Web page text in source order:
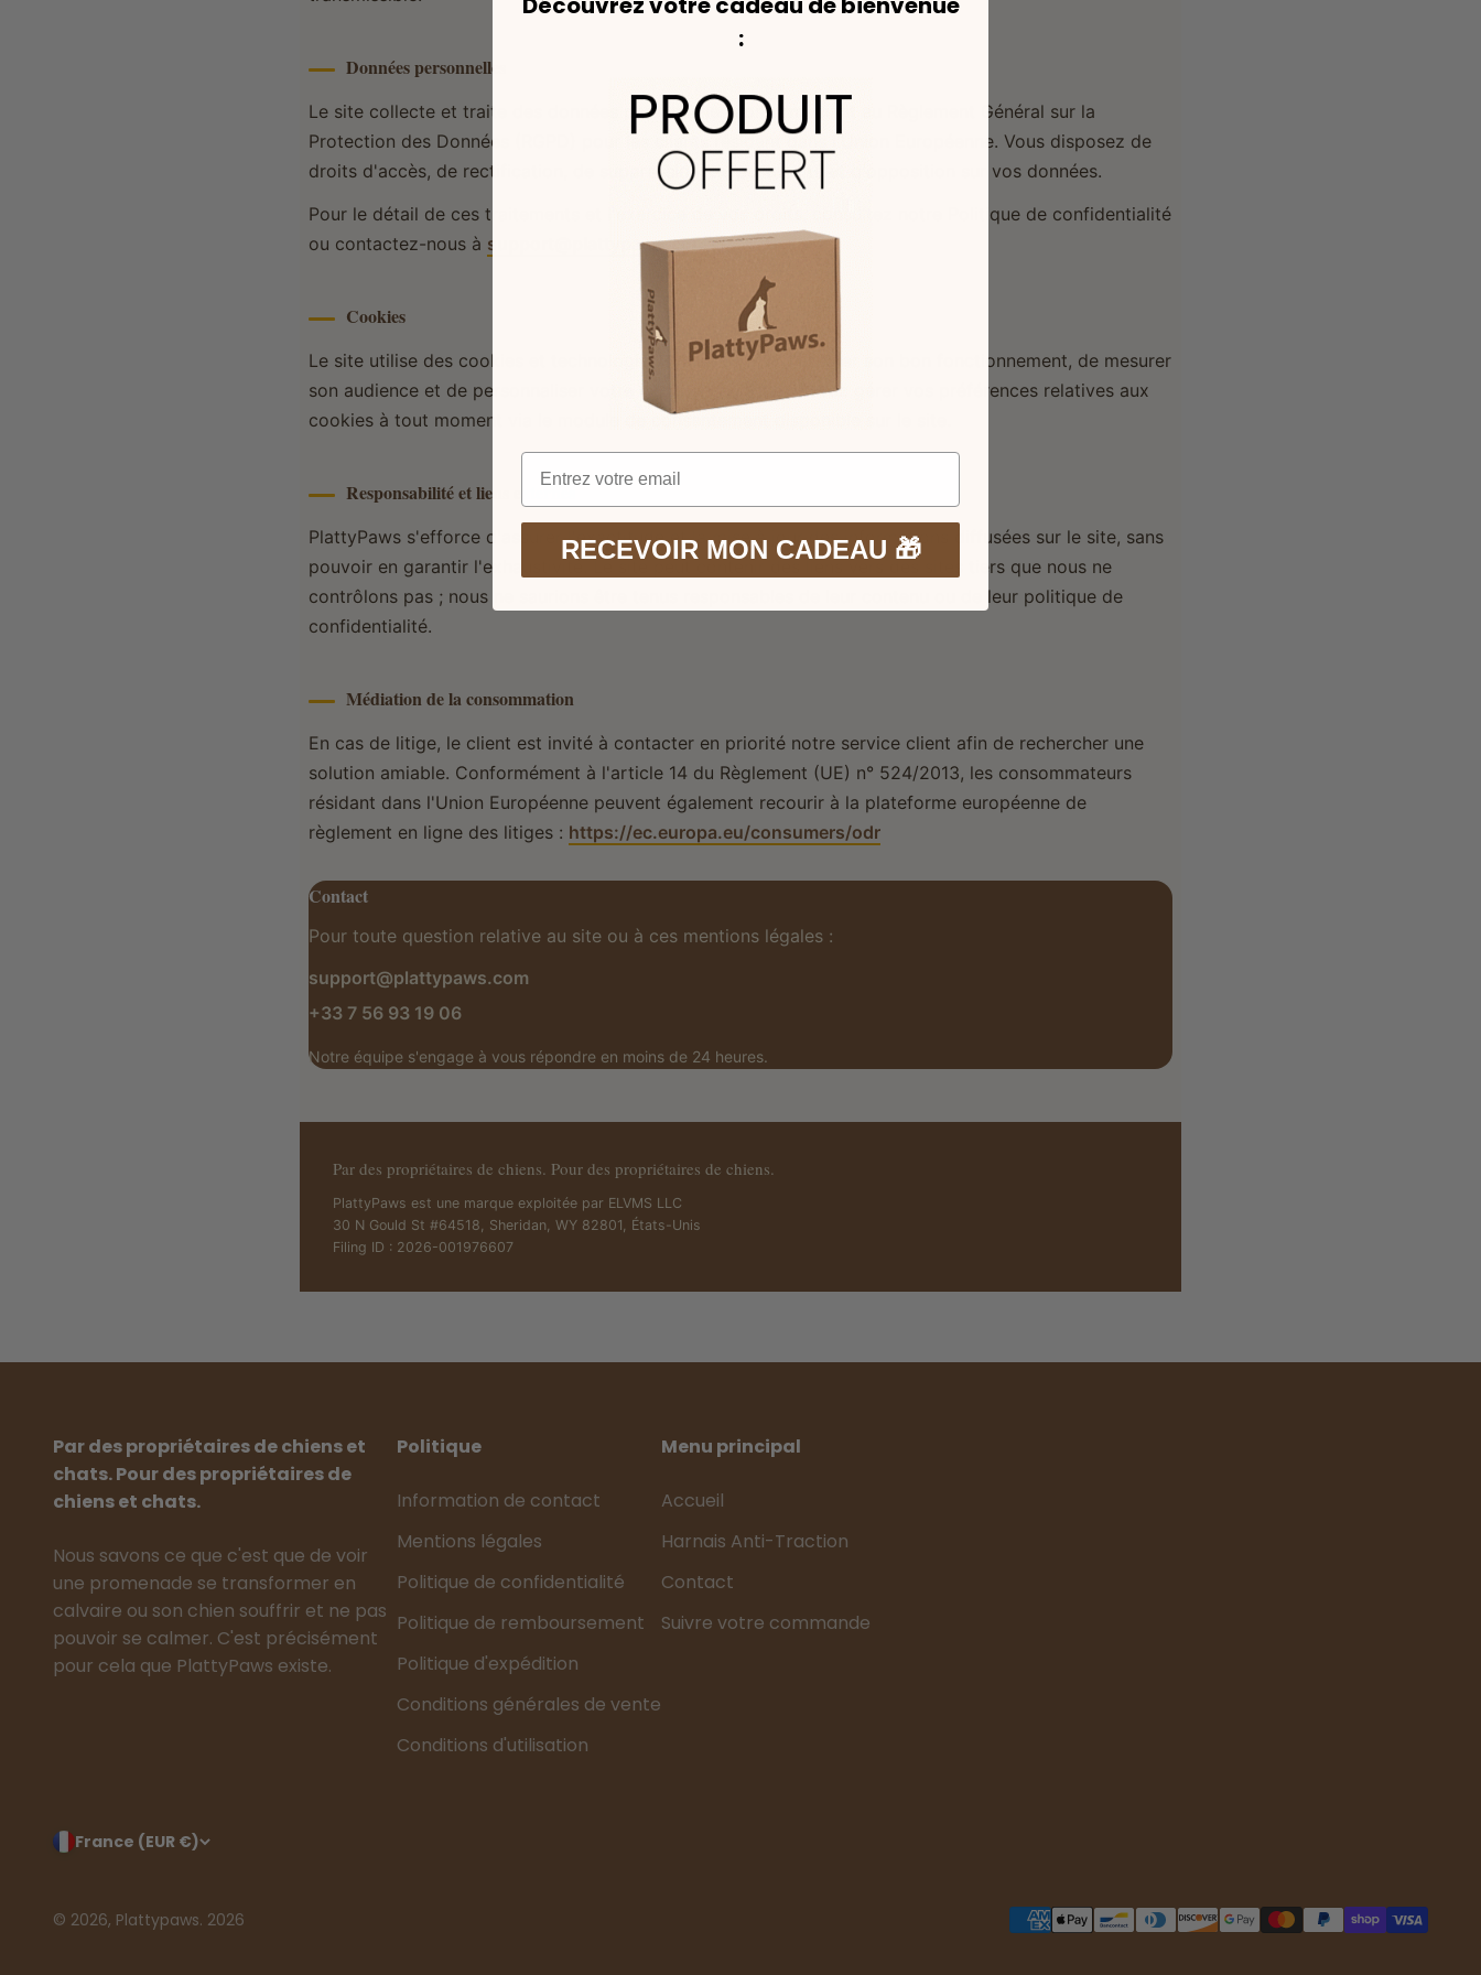
Données personnelles
Le site collecte et traite des données personnelles conformément au Règlement Général sur la
Protection des Données (RGPD) pour les clients résidant dans l'Union Européenne. Vous disposez de
droits d'accès, de rectification, de suppression, de portabilité et d'opposition sur vos données.
Pour le détail de ces traitements et l'exercice de vos droits, consultez notre Politique de confidentialité
ou contactez-nous à support@plattypaws.com.
Cookies
Le site utilise des cookies et technologies similaires afin d'assurer son bon fonctionnement, de mesurer
son audience et de personnaliser votre expérience. Vous pouvez gérer vos préférences relatives aux
cookies à tout moment via le module de consentement disponible sur le site.
Responsabilité et liens externes
PlattyPaws s'efforce d'assurer l'exactitude et la mise à jour des informations diffusées sur le site, sans
pouvoir en garantir l'exhaustivité. Le site peut contenir des liens vers des sites tiers que nous ne
contrôlons pas ; nous ne saurions être tenus responsables de leur contenu ou de leur politique de
confidentialité.
Médiation de la consommation
En cas de litige, le client est invité à contacter en priorité notre service client afin de rechercher une
solution amiable. Conformément à l'article 14 du Règlement (UE) n° 524/2013, les consommateurs
résidant dans l'Union Européenne peuvent également recourir à la plateforme européenne de
règlement en ligne des litiges : https://ec.europa.eu/consumers/odr
Contact
Pour toute question relative au site ou à ces mentions légales :
support@plattypaws.com
+33 7 56 93 19 06
Notre équipe s'engage à vous répondre en moins de 24 heures.
Par des propriétaires de chiens. Pour des propriétaires de chiens.
PlattyPaws est une marque exploitée par ELVMS LLC
30 N Gould St #64518, Sheridan, WY 82801, États-Unis
Filing ID : 2026-001976607
Par des propriétaires de chiens et
chats. Pour des propriétaires de
chiens et chats.
Nous savons ce que c'est que de voir
une promenade se transformer en
calvaire ou son chien souffrir et ne pas
pouvoir se calmer. C'est précisément
pour cela que PlattyPaws existe.
Politique
Information de contact
Mentions légales
Politique de confidentialité
Politique de remboursement
Politique d'expédition
Conditions générales de vente
Conditions d'utilisation
Menu principal
Accueil
Harnais Anti-Traction
Contact
Suivre votre commande
France (EUR €)
© 2026, Plattypaws. 2026
:
RECEVOIR MON CADEAU 🎁